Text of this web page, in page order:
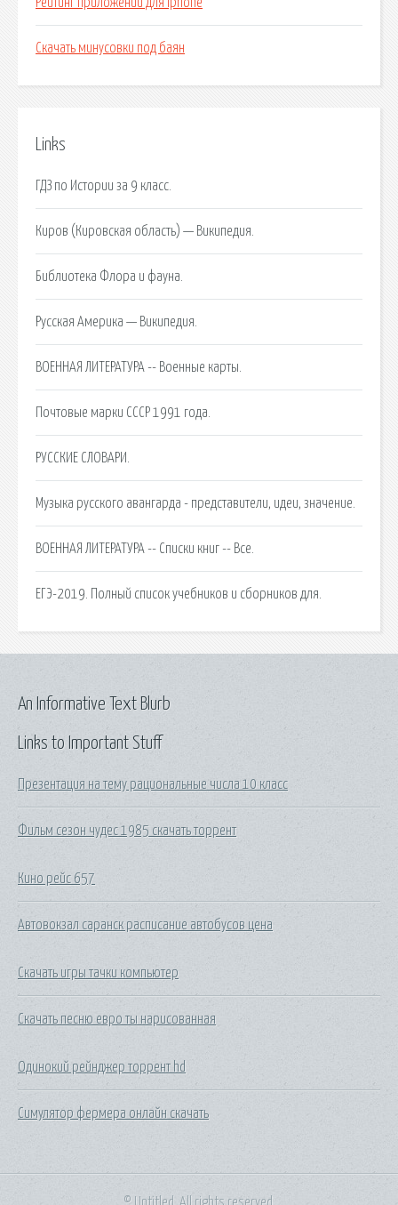
Рейтинг приложений для iphone
Скачать минусовки под баян
Links
ГДЗ по Истории за 9 класс.
Киров (Кировская область) — Википедия.
Библиотека Флора и фауна.
Русская Америка — Википедия.
ВОЕННАЯ ЛИТЕРАТУРА -- Военные карты.
Почтовые марки СССР 1991 года.
РУССКИЕ СЛОВАРИ.
Музыка русского авангарда - представители, идеи, значение.
ВОЕННАЯ ЛИТЕРАТУРА -- Списки книг -- Все.
ЕГЭ-2019. Полный список учебников и сборников для.
Links to Important Stuff
Презентация на тему рациональные числа 10 класс
Фильм сезон чудес 1985 скачать торрент
Кино рейс 657
Автовокзал саранск расписание автобусов цена
Скачать игры тачки компьютер
Скачать песню евро ты нарисованная
Одинокий рейнджер торрент hd
Симулятор фермера онлайн скачать
An Informative Text Blurb
© Untitled. All rights reserved.